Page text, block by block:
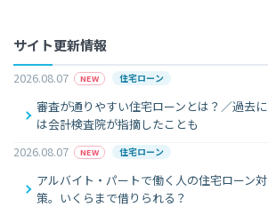
サイト更新情報
2026.08.07 NEW 住宅ローン
審査が通りやすい住宅ローンとは？／過去に
は会計検査院が指摘したことも
2026.08.07
NEW 住宅ローン
アルバイト・パートで働く人の住宅ローン対
策。いくらまで借りられる？